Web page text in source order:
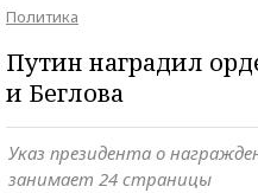
Политика
Путин наградил
и Беглова
Указ президента о
занимает 24 страницы